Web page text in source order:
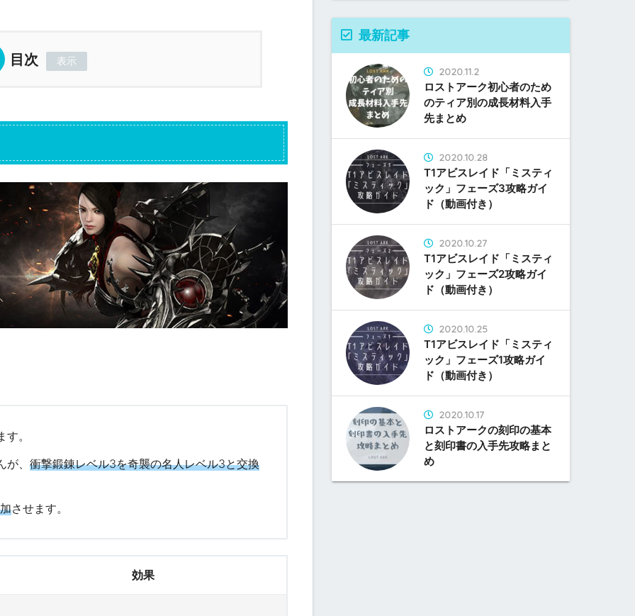
目次
す。
が、衝撃鍛錬レベル3を奇襲の名人レベル3と交換
させます。
効果
最新記事
2020.11.2
ロストアーク初心者のため
のティア別の成長材料入手
先まとめ
2020.10.28
T1アビスレイド「ミスティ
ック」フェーズ3攻略ガイ
ド（動画付き）
2020.10.27
T1アビスレイド「ミスティ
ック」フェーズ2攻略ガイ
ド（動画付き）
2020.10.25
T1アビスレイド「ミスティ
ック」フェーズ1攻略ガイ
ド（動画付き）
2020.10.17
ロストアークの刻印の基本
と刻印書の入手先攻略まと
め